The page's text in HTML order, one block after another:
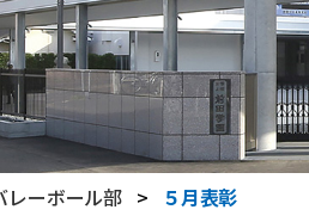
レーボール部 > ５月表彰